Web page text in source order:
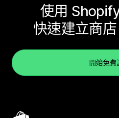
使用
快速建立商
開始免費